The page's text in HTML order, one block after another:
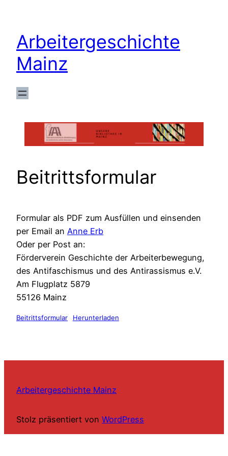
springen
Arbeitergeschichte
Mainz
Beitrittsformular
Formular als PDF zum Ausfüllen und einsenden
per Email an Anne Erb
Oder per Post an:
Förderverein Geschichte der Arbeiterbewegung,
des Antifaschismus und des Antirassismus e.V.
Am Flugplatz 5879
55126 Mainz
Beitrittsformular Herunterladen
Arbeitergeschichte Mainz
Stolz präsentiert von WordPress